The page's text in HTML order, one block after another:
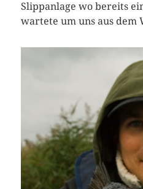
Slippanlage wo bereits
wartete um uns aus dem